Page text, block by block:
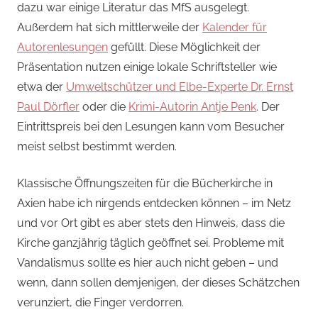
dazu war einige Literatur das MfS ausgelegt.
Außerdem hat sich mittlerweile der Kalender für
Autorenlesungen gefüllt. Diese Möglichkeit der
Präsentation nutzen einige lokale Schriftsteller wie
etwa der Umweltschützer und Elbe-Experte Dr. Ernst
Paul Dörfler oder die Krimi-Autorin Antje Penk. Der
Eintrittspreis bei den Lesungen kann vom Besucher
meist selbst bestimmt werden.
Klassische Öffnungszeiten für die Bücherkirche in
Axien habe ich nirgends entdecken können – im Netz
und vor Ort gibt es aber stets den Hinweis, dass die
Kirche ganzjährig täglich geöffnet sei. Probleme mit
Vandalismus sollte es hier auch nicht geben – und
wenn, dann sollen demjenigen, der dieses Schätzchen
verunziert, die Finger verdorren.